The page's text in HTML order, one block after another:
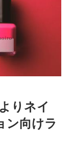
りネイ
ン向けラ